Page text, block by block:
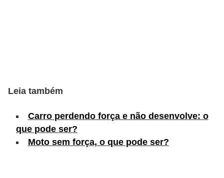
Leia também
Carro perdendo força e não desenvolve: o
que pode ser?
Moto sem força, o que pode ser?
o
B